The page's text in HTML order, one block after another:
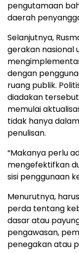
pengutamaan
daerah
Selanjutnya,
gerakan nasional
dengan
ruang publik.
diadakan
memulai
tidak hanya
penulisan.
“Makanya perlu
mengefektifkan
sisi penggunaan
Menurutnya,
perda tentang
dasar atau
pengawasan,
penegakan atau